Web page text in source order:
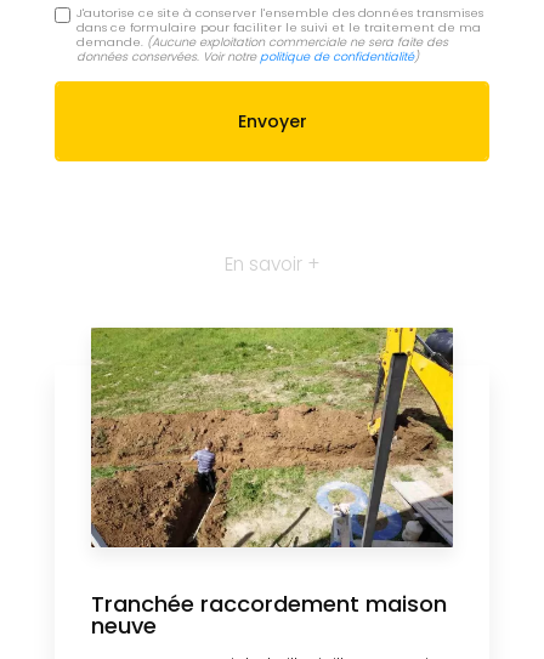
J'autorise ce site à conserver l'ensemble des données transmises
dans ce formulaire pour faciliter le suivi et le traitement de ma
demande. (Aucune exploitation commerciale ne sera faite des
données conservées. Voir notrepolitique de confidentialité)
En savoir +
Tranchée raccordement maison
neuve